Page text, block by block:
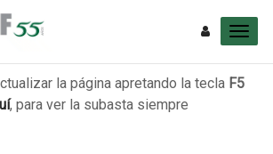
la página apretando la tecla F5
, para ver la subasta siempre